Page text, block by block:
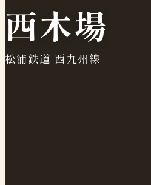
西木場
松浦鉄道 西九州線